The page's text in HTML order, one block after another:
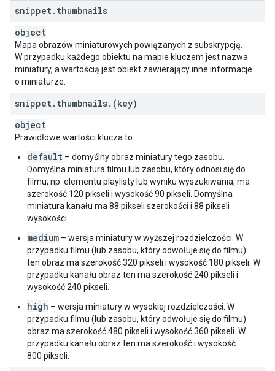
snippet. thumbnails
object
Mapa obrazów miniaturowych powiązanych z subskrypcją.
W przypadku każdego obiektu na mapie kluczem jest nazwa
miniatury, a wartością jest obiekt zawierający inne informacje
o miniaturze.
snippet. thumbnails. (key)
object
Prawidłowe wartości klucza to:
default – domyślny obraz miniatury tego zasobu.
Domyślna miniatura filmu lub zasobu, który odnosi się do
filmu, np. elementu playlisty lub wyniku wyszukiwania, ma
szerokość 120 pikseli i wysokość 90 pikseli. Domyślna
miniatura kanału ma 88 pikseli szerokości i 88 pikseli
wysokości.
medium – wersja miniatury w wyższej rozdzielczości. W
przypadku filmu (lub zasobu, który odwołuje się do filmu)
ten obraz ma szerokość 320 pikseli i wysokość 180 pikseli. W
przypadku kanału obraz ten ma szerokość 240 pikseli i
wysokość 240 pikseli.
high – wersja miniatury w wysokiej rozdzielczości. W
przypadku filmu (lub zasobu, który odwołuje się do filmu)
obraz ma szerokość 480 pikseli i wysokość 360 pikseli. W
przypadku kanału obraz ten ma szerokość i wysokość
800 pikseli.